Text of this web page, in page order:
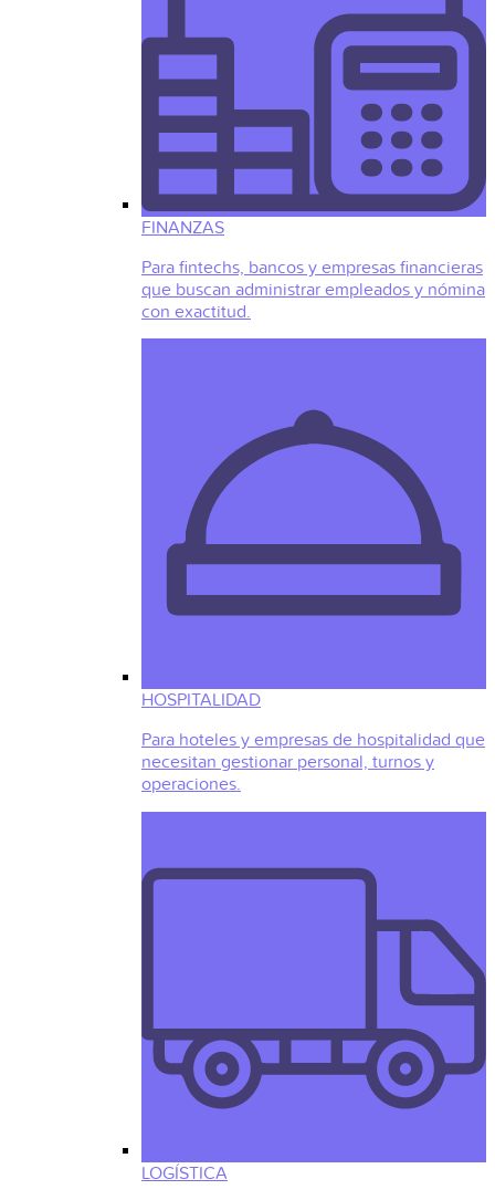
FINANZAS
Para fintechs, bancos y empresas financieras
que buscan administrar empleados y nómina
con exactitud.
HOSPITALIDAD
Para hoteles y empresas de hospitalidad que
necesitan gestionar personal, turnos y
operaciones.
LOGÍSTICA